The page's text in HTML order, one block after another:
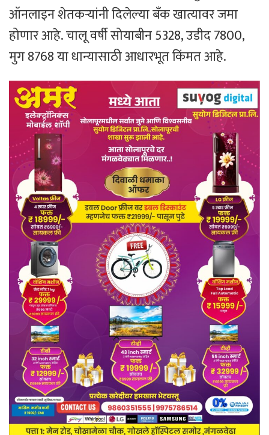
ऑनलाइन शेतकऱ्यांनी दिलेल्या बँक खात्यावर जमा
होणार आहे. चालू वर्षी सोयाबीन 5328, उडीद 7800,
मुग 8768 या धान्यासाठी आधारभूत किंमत आहे.